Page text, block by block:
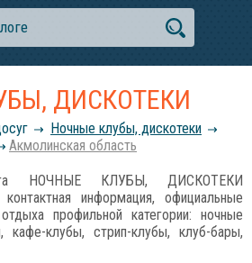
ДИСКОТЕКИ
Ночные клубы, дискотеки
Акмолинская область
НОЧНЫЕ КЛУБЫ, ДИСКОТЕКИ
информация, официальные
профильной категории: ночные
кафе-клубы, стрип-клубы, клуб-бары,